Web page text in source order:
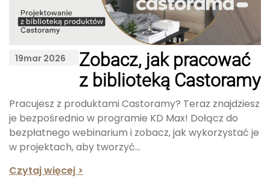
19mar 2026
Zobacz, jak pracować
z biblioteką Castoramy
Pracujesz z produktami Castoramy? Teraz znajdziesz
je bezpośrednio w programie KD Max! Dołącz do
bezpłatnego webinarium i zobacz, jak wykorzystać je
w projektach, aby tworzyć...
Czytaj więcej >